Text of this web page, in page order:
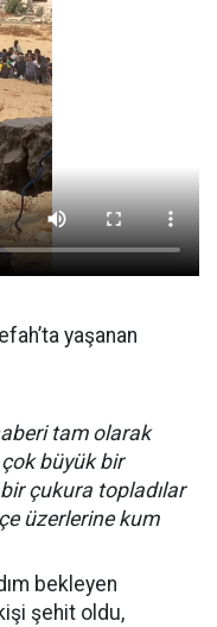
yaşanan
tam olarak
büyük bir
çukura topladılar
üzerlerine kum
bekleyen
şehit oldu,